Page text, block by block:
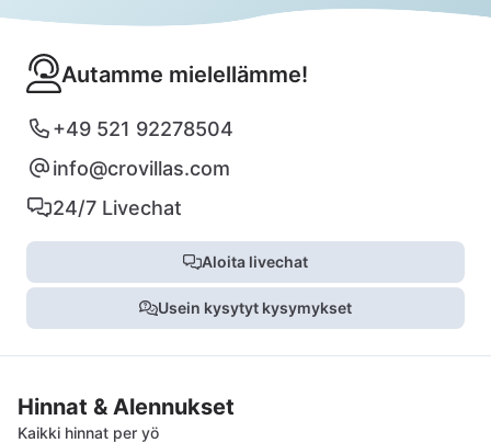
Autamme mielellämme!
+49 521 92278504
info@crovillas.com
24/7 Livechat
Aloita livechat
Usein kysytyt kysymykset
Hinnat & Alennukset
Kaikki hinnat per yö